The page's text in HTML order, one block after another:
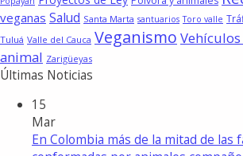
veganas Salud Santa Marta santuarios Toro valle
Tuluá Valle del Cauca Veganismo
animal Zarigüeyas
Últimas Noticias
15
Mar
En Colombia más de la mitad de las